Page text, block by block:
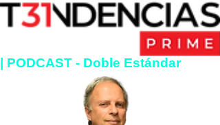
| PODCAST - Doble Estándar